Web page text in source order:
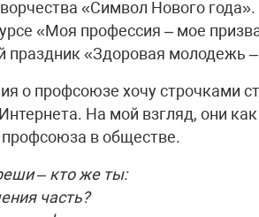
«Символ Нового
«Моя профессия – мое
праздник «Здоровая молодежь
о профсоюзе хочу строчками
На мой взгляд, они
в обществе.
– кто же ты:
часть?